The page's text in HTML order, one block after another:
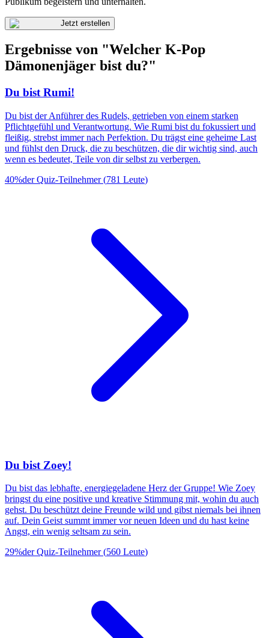
Jetzt erstellen
Ergebnisse von "Welcher K-Pop
Dämonenjäger bist du?"
Du bist Rumi!
Du bist der Anführer des Rudels, getrieben von einem starken
Pflichtgefühl und Verantwortung. Wie Rumi bist du fokussiert und
fleißig, strebst immer nach Perfektion. Du trägst eine geheime Last
und fühlst den Druck, die zu beschützen, die dir wichtig sind, auch
wenn es bedeutet, Teile von dir selbst zu verbergen.
40%der Quiz-Teilnehmer(781 Leute)
Du bist Zoey!
Du bist das lebhafte, energiegeladene Herz der Gruppe! Wie Zoey
bringst du eine positive und kreative Stimmung mit, wohin du auch
gehst. Du beschützt deine Freunde wild und gibst niemals bei ihnen
auf. Dein Geist summt immer vor neuen Ideen und du hast keine
Angst, ein wenig seltsam zu sein.
29%der Quiz-Teilnehmer(560 Leute)